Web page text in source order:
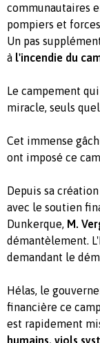
communautaires
pompiers et
Un pas
à l'incendie du
Le campement
miracle, seuls
Cet immense
ont imposé ce
Depuis sa
avec le soutien
Dunkerque, M.
démantèlement.
demandant le
Hélas, le
financière ce
est rapidement
humains, viols